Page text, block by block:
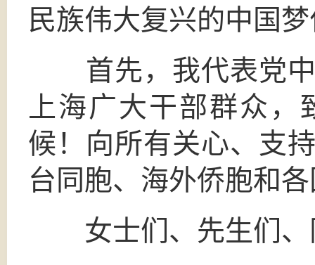
民族伟大复兴的中国
首先，我代表党中
上海广大干部群众，
候！向所有关心、支
台同胞、海外侨胞和
女士们、先生们、